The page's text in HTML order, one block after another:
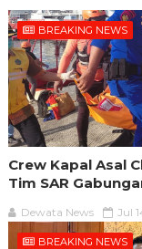
BREAKING NEWS
Crew Kapal Asal
Tim SAR
Dewata News Jul
BREAKING NEWS